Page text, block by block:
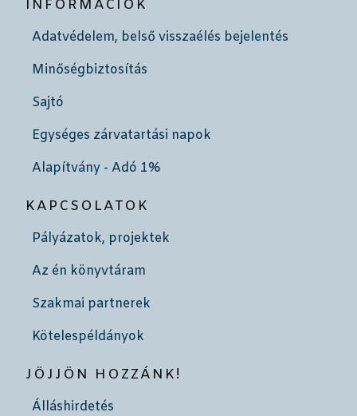
INFORMÁCIÓK
Adatvédelem, belső visszaélés bejelentés
Minőségbiztosítás
Sajtó
Egységes zárvatartási napok
Alapítvány - Adó 1%
KAPCSOLATOK
Pályázatok, projektek
Az én könyvtáram
Szakmai partnerek
Kötelespéldányok
JÖJJÖN HOZZÁNK!
Álláshirdetés